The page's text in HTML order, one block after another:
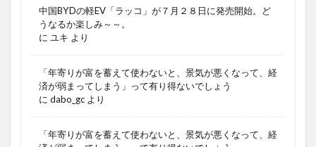
中国BYDの軽EV「ラッコ」が７月２８日に発売開始。ど
うなるか楽しみ～～。
に ユキ より
「年寄りが富を蓄えて使わないと、景気が悪くなって、経
済が弱まってしまう」って有り得ないでしょう
に dabo_gc より
「年寄りが富を蓄えて使わないと、景気が悪くなって、経